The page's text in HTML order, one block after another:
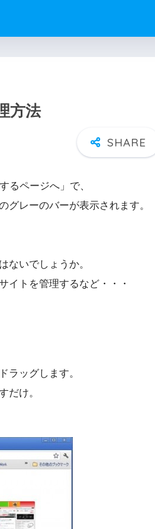
方法
るページへ」で、
グレーのバーが表示されます。
ないでしょうか。
イトを管理するなど・・・
ラッグします。
だけ。